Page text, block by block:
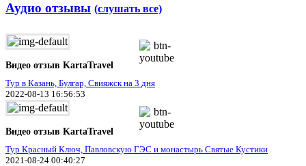
Аудио отзывы (слушать все)
Видео отзыв KartaTravel
Тур в Казань, Булгар, Свияжск на 3 дня
2022-08-13 16:56:53
Видео отзыв KartaTravel
Тур Красный Ключ, Павловскую ГЭС и монастырь Святые Кустики
2021-08-24 00:40:27